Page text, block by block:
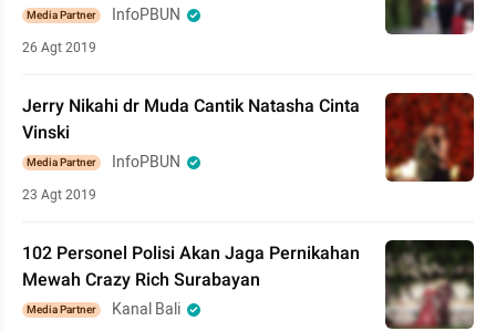
Media Partner InfoPBUN
26 Agt 2019
Jerry Nikahi dr Muda Cantik Natasha Cinta
Vinski
Media Partner InfoPBUN
23 Agt 2019
102 Personel Polisi Akan Jaga Pernikahan
Mewah Crazy Rich Surabayan
Media Partner Kanal Bali